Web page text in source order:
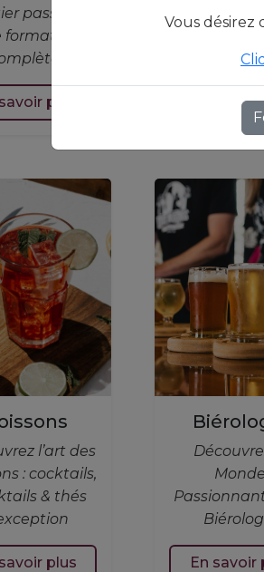
passion,
formation
plus
changer
En savoir
l’art des
: cocktails,
& thés
plus
Monde
En savoir
Vous désirez